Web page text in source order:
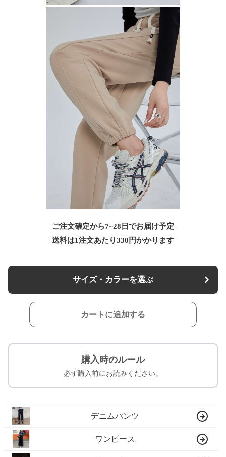
ご注文確定から7~28日でお届け予定
送料は1注文あたり330 円かかります
サイズ・カラーを選ぶ
カートに追加する
購入時のルール
必ず購入前にお読みください。
デニムパンツ
ワンピース